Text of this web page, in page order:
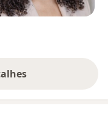
experiência